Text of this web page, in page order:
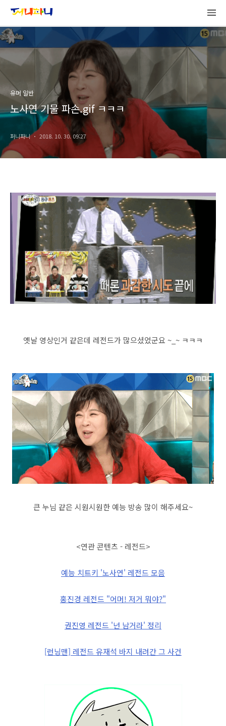
유머 일반
노사연 기물 파손.gif ㅋㅋㅋ
퍼니파니 2018. 10. 30. 09:27
옛날 영상인거 같은데 레전드가 많으셨었군요 ~_~ ㅋㅋㅋ
큰 누님 같은 시원시원한 예능 방송 많이 해주세요~
<연관 콘텐츠 - 레전드>
예능 치트키 '노사연' 레전드 모음
홍진경 레전드 "어머! 저거 뭐야?"
권진영 레전드 '넌 남거라' 정리
[런닝맨] 레전드 유재석 바지 내려간 그 사건